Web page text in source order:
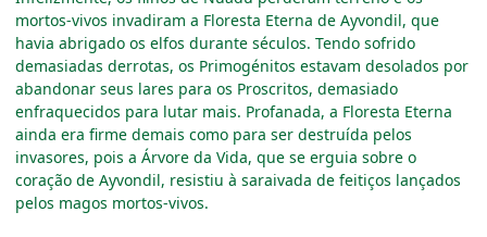
mortos-vivos invadiram a Floresta Eterna de Ayvondil, que
havia abrigado os elfos durante séculos. Tendo sofrido
demasiadas derrotas, os Primogénitos estavam desolados por
abandonar seus lares para os Proscritos, demasiado
enfraquecidos para lutar mais. Profanada, a Floresta Eterna
ainda era firme demais como para ser destruída pelos
invasores, pois a Árvore da Vida, que se erguia sobre o
coração de Ayvondil, resistiu à saraivada de feitiços lançados
pelos magos mortos-vivos.